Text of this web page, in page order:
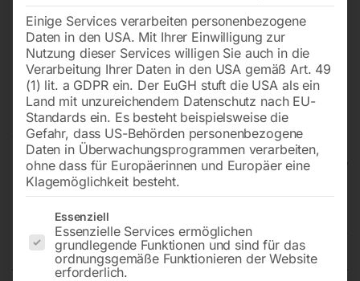
Polyurethan Flexschlauch NW
125mm – Länge 10 Meter
Einige Services verarbeiten personenbezogene
Daten in den USA. Mit Ihrer Einwilligung zur
Nutzung dieser Services willigen Sie auch in die
Verarbeitung Ihrer Daten in den USA gemäß Art. 49
(1) lit. a GDPR ein. Der EuGH stuft die USA als ein
Land mit unzureichendem Datenschutz nach EU-
Standards ein. Es besteht beispielsweise die
Gefahr, dass US-Behörden personenbezogene
Daten in Überwachungsprogrammen verarbeiten,
ohne dass für Europäerinnen und Europäer eine
Klagemöglichkeit besteht.
Es folgt eine Liste der Service-Gruppen, für die eine
Essenziell
Essenzielle Services ermöglichen
grundlegende Funktionen und sind für das
ordnungsgemäße Funktionieren der Website
erforderlich.